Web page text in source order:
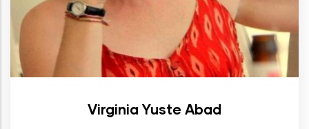
Virginia Yuste Abad